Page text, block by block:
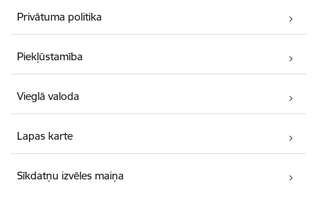
Privātuma politika
Piekļūstamība
Vieglā valoda
Lapas karte
Sīkdatņu izvēles maiņa